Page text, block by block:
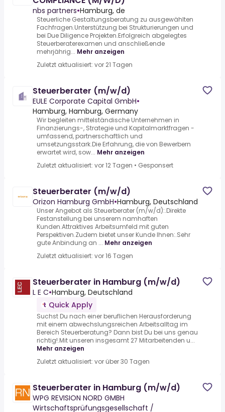
nbs partners•Hamburg, de
Steuerliche Gestaltungsberatung zu ausgewählten
Fachfragen.Unterstützung bei Strukturierungen und
bei Due Diligence Projekten.Erfolgreich abgelegtes
Steuerberaterexamen und anschließende
mehrjährig... Mehr anzeigen
Zuletzt aktualisiert: vor 21 Tagen
Steuerberater (m/w/d)
EULE Corporate Capital GmbH•
Hamburg, Hamburg, Germany
Wir begleiten mittelständische Unternehmen in
Finanzierungs-, Strategie und Kapitalmarktfragen -
umfassend, partnerschaftlich und
umsetzungsstark.Die Erfahrung, die von Bewerbern
erwartet wird, sow... Mehr anzeigen
Zuletzt aktualisiert: vor 12 Tagen • Gesponsert
Steuerberater (m/w/d)
Orizon Hamburg GmbH•Hamburg, Deutschland
Unser Angebot als Steuerberater (m/w/d):.Direkte
Festanstellung bei unserem namhaften
Kunden.Attraktives Arbeitsumfeld mit guten
Perspektiven.Zudem bietet unser Kunde Ihnen:.Sehr
gute Anbindung an ... Mehr anzeigen
Zuletzt aktualisiert: vor 16 Tagen
Steuerberater in Hamburg (m/w/d)
L E C•Hamburg, Deutschland
Quick Apply
Suchst Du nach einer beruflichen Herausforderung
mit einem abwechslungsreichen Arbeitsalltag im
Bereich Steuerberatung? Dann bist Du bei uns genau
richtig!.Mit unseren insgesamt 27 Mitarbeitenden u...
Mehr anzeigen
Zuletzt aktualisiert: vor über 30 Tagen
Steuerberater in Hamburg (m/w/d)
WPG REVISION NORD GMBH
Wirtschaftsprüfungsgesellschaft /